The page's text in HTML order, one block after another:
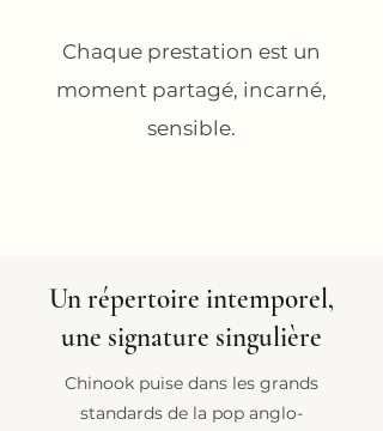
Chaque prestation est un
moment partagé, incarné,
sensible.
Un répertoire intemporel,
une signature singulière
Chinook puise dans les grands
standards de la pop anglo-